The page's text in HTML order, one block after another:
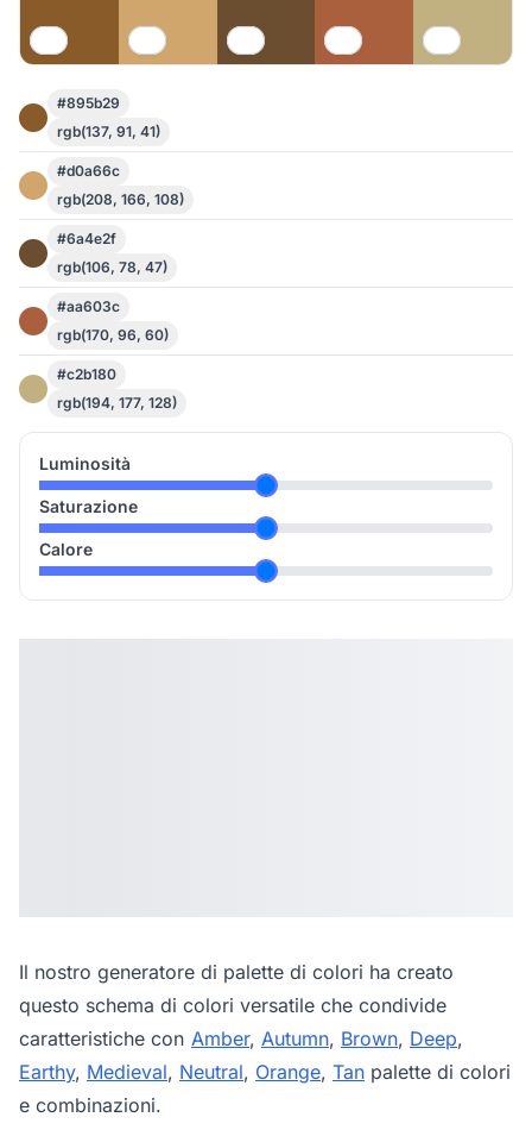
#895b29
rgb(137, 91, 41)
#d0a66c
rgb(208, 166, 108)
#6a4e2f
rgb(106, 78, 47)
#aa603c
rgb(170, 96, 60)
#c2b180
rgb(194, 177, 128)
Luminosità
Saturazione
Calore
Il nostro generatore di palette di colori ha creato
questo schema di colori versatile che condivide
caratteristiche con Amber, Autumn, Brown, Deep,
Earthy, Medieval, Neutral, Orange, Tan palette di colori
e combinazioni.